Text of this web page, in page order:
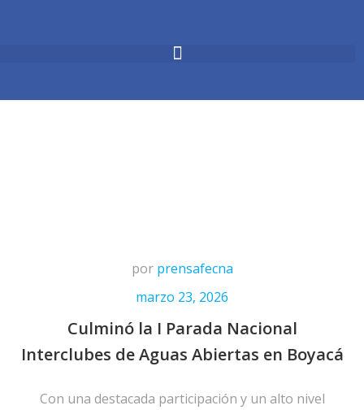
por prensafecna
marzo 23, 2026
Culminó la I Parada Nacional
Interclubes de Aguas Abiertas en Boyacá
Con una destacada participación y un alto nivel